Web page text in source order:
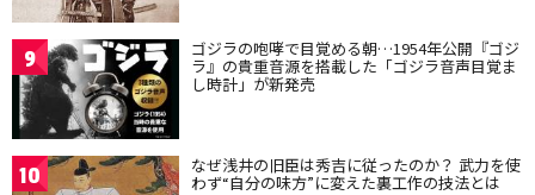
9 ゴジラの咆哮で目覚める朝…1954年公開『ゴジ
ラ』の貴重音源を搭載した「ゴジラ音声目覚ま
し時計」が新発売
10 なぜ浅井の旧臣は秀吉に従ったのか？ 武力を使
わず“自分の味方”に変えた裏工作の技法とは